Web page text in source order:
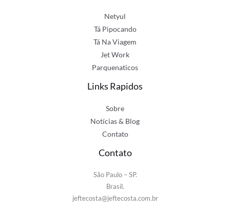
Netyul
Tá Pipocando
Tá Na Viagem
Jet Work
Parquenaticos
Links Rapidos
Sobre
Notícias & Blog
Contato
Contato
São Paulo – SP.
Brasil.
jeftecosta@jeftecosta.com.br